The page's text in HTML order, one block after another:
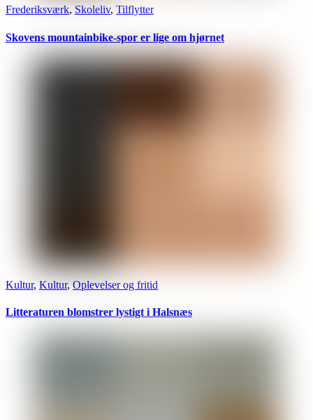
Frederiksværk, Skoleliv, Tilflytter
Skovens mountainbike-spor er lige om hjørnet
Kultur, Kultur, Oplevelser og fritid
Litteraturen blomstrer lystigt i Halsnæs